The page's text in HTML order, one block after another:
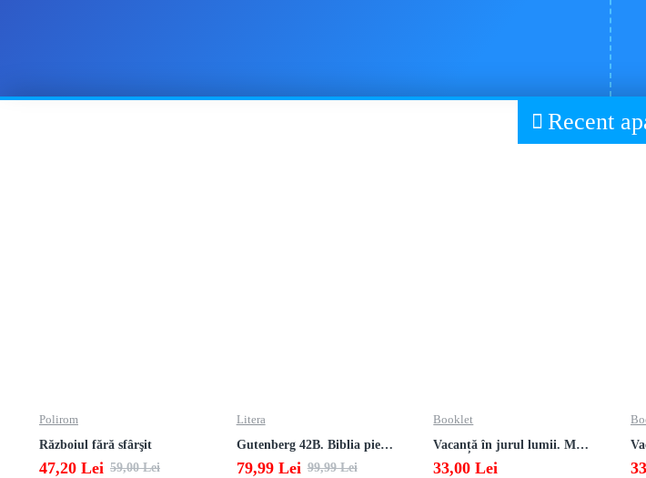
Recent
Polirom
Războiul fără sfârşit
47,20 Lei 59,00 Lei
Litera
Gutenberg 42B. Biblia pierduta
79,99 Lei 99,99 Lei
Booklet
Vacanță în jurul lumii. Matematică clasa a VII-a – EDIȚIA 2026
33,00 Lei